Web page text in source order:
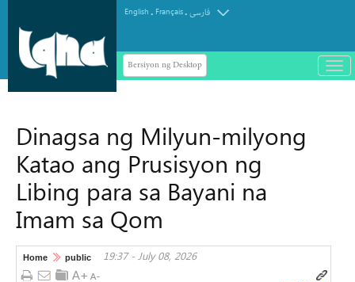
English . Français.فارسی
Bersiyon ng Desktop
باز
و
Dinagsa ng Milyun-milyong
Katao ang Prusisyon ng
Libing para sa Bayani na
Imam sa Qom
Home public 19:37 - July 08, 2026